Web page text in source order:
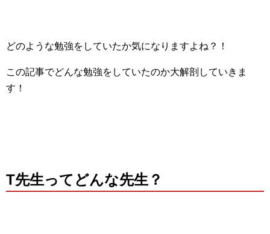
どのような勉強をしていたか気になりますよね？！
この記事でどんな勉強をしていたのか大解剖していきま
す！
T先生ってどんな先生？